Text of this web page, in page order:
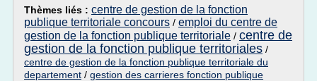
Thèmes liés : centre de gestion de la fonction
publique territoriale concours / emploi du centre de
gestion de la fonction publique territoriale / centre de
gestion de la fonction publique territoriales /
centre de gestion de la fonction publique territoriale du
departement / gestion des carrieres fonction publique